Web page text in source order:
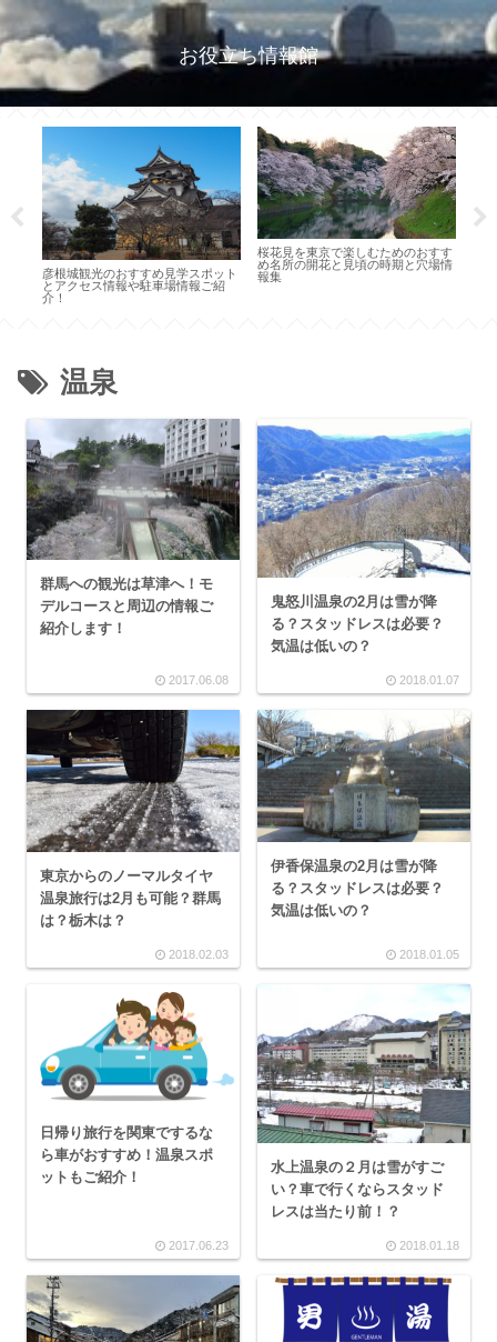
お役立ち情報館
彦根城観光のおすすめ見学スポット
とアクセス情報や駐車場情報ご紹
介！
桜花見を東京で楽しむためのおすす
め名所の開花と見頃の時期と穴場情
報集
温泉
群馬への観光は草津へ！モ
デルコースと周辺の情報ご
紹介します！
2017.06.08
鬼怒川温泉の2月は雪が降
る？スタッドレスは必要？
気温は低いの？
2018.01.07
東京からのノーマルタイヤ
温泉旅行は2月も可能？群馬
は？栃木は？
2018.02.03
伊香保温泉の2月は雪が降
る？スタッドレスは必要？
気温は低いの？
2018.01.05
日帰り旅行を関東でするな
ら車がおすすめ！温泉スポ
ットもご紹介！
2017.06.23
水上温泉の２月は雪がすご
い？車で行くならスタッド
レスは当たり前！？
2018.01.18